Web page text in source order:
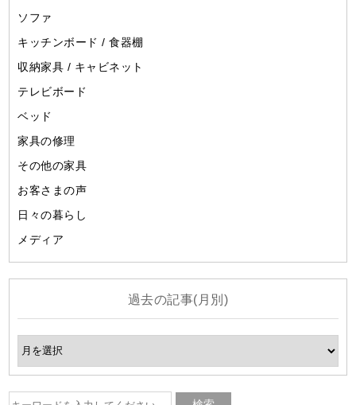
ソファ
キッチンボード / 食器棚
収納家具 / キャビネット
テレビボード
ベッド
家具の修理
その他の家具
お客さまの声
日々の暮らし
メディア
過去の記事(月別)